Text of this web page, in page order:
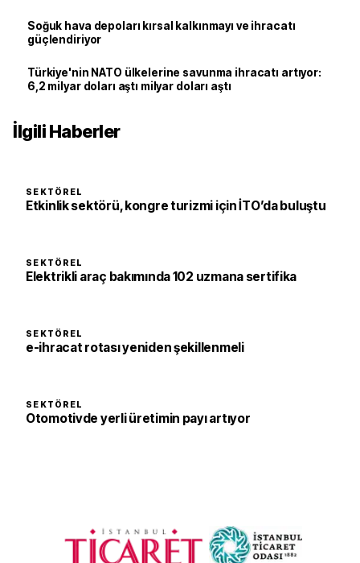
Soğuk hava depoları kırsal kalkınmayı ve ihracatı
güçlendiriyor
Türkiye'nin NATO ülkelerine savunma ihracatı artıyor:
6,2 milyar doları aştı milyar doları aştı
İlgili Haberler
SEKTÖREL
Etkinlik sektörü, kongre turizmi için İTO’da buluştu
SEKTÖREL
Elektrikli araç bakımında 102 uzmana sertifika
SEKTÖREL
e-ihracat rotası yeniden şekillenmeli
SEKTÖREL
Otomotivde yerli üretimin payı artıyor